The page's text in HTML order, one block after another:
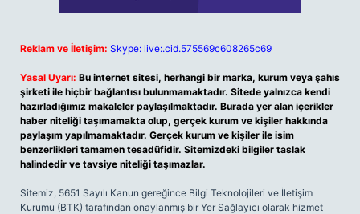
Reklam ve İletişim: Skype: live:.cid.575569c608265c69
Yasal Uyarı: Bu internet sitesi, herhangi bir marka, kurum veya şahıs
şirketi ile hiçbir bağlantısı bulunmamaktadır. Sitede yalnızca kendi
hazırladığımız makaleler paylaşılmaktadır. Burada yer alan içerikler
haber niteliği taşımamakta olup, gerçek kurum ve kişiler hakkında
paylaşım yapılmamaktadır. Gerçek kurum ve kişiler ile isim
benzerlikleri tamamen tesadüfidir. Sitemizdeki bilgiler taslak
halindedir ve tavsiye niteliği taşımazlar.
Sitemiz, 5651 Sayılı Kanun gereğince Bilgi Teknolojileri ve İletişim
Kurumu (BTK) tarafından onaylanmış bir Yer Sağlayıcı olarak hizmet